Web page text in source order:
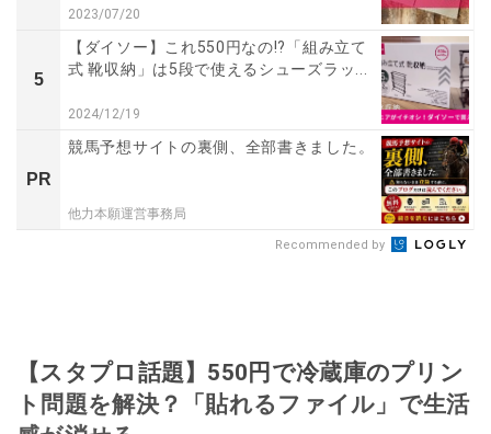
2023/07/20
5
【ダイソー】これ550円なの!?「組み立て
式 靴収納」は5段で使えるシューズラッ...
2024/12/19
PR
競馬予想サイトの裏側、全部書きました。
他力本願運営事務局
Recommended by
【スタプロ話題】550円で冷蔵庫のプリン
ト問題を解決？「貼れるファイル」で生活